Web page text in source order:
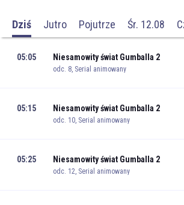
Dziś Jutro Pojutrze Śr. 12.08
05:05 Niesamowity świat Gumballa 2
odc. 8, Serial animowany
05:15 Niesamowity świat Gumballa 2
odc. 10, Serial animowany
05:25 Niesamowity świat Gumballa 2
odc. 12, Serial animowany